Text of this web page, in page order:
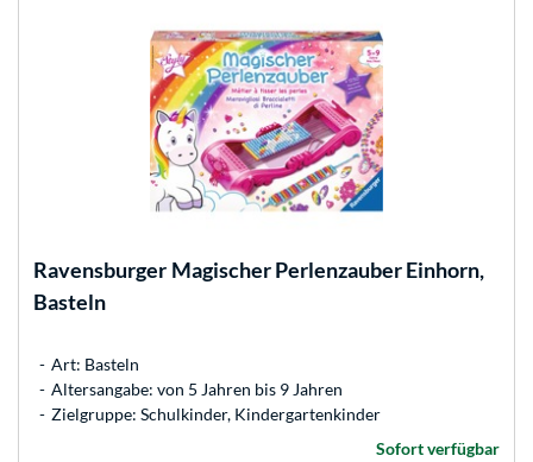
Ravensburger Magischer Perlenzauber Einhorn,
Basteln
Art: Basteln
Altersangabe: von 5 Jahren bis 9 Jahren
Zielgruppe: Schulkinder, Kindergartenkinder
Sofort verfügbar